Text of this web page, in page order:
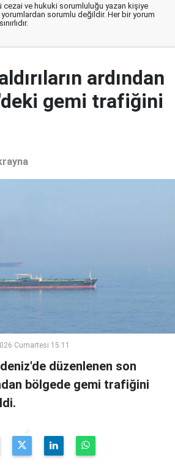
cezai ve hukuki sorumluluğu yazan kişiye
yorumlardan sorumlu değildir. Her bir yorum
ardından
gemi trafiğini
Cumartesi 15:11
düzenlenen son
bölgede gemi trafiğini